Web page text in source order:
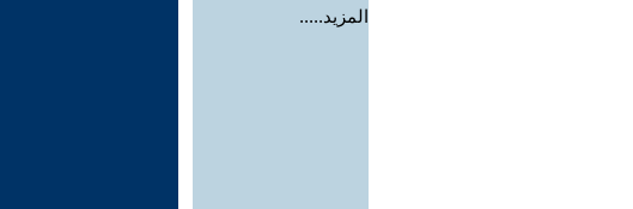
المزيد.....